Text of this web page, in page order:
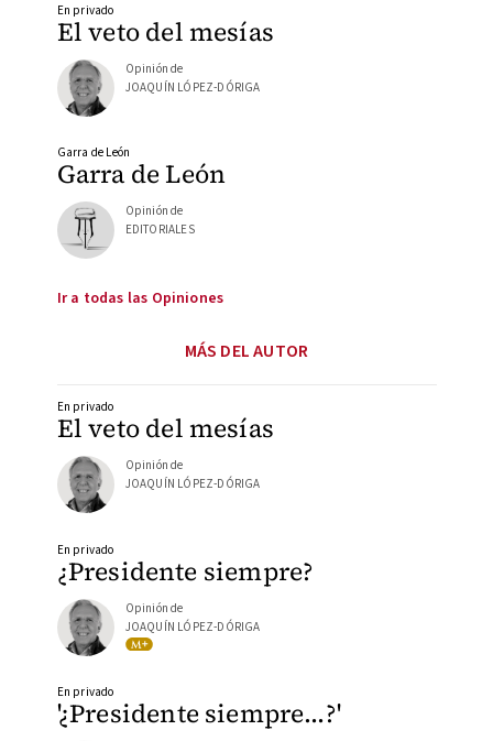
El veto del mesías
En privado
Opinión de
JOAQUÍN LÓPEZ-DÓRIGA
Garra de León
Garra de León
Opinión de
EDITORIALES
Ir a todas las Opiniones
MÁS DEL AUTOR
El veto del mesías
En privado
Opinión de
JOAQUÍN LÓPEZ-DÓRIGA
¿Presidente siempre?
En privado
Opinión de
JOAQUÍN LÓPEZ-DÓRIGA
'¿Presidente siempre…?'
En privado